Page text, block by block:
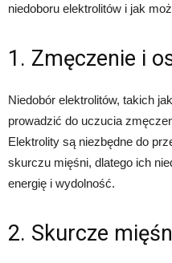
niedoboru elektrolitów i jak
1. Zmęczenie i
Niedobór elektrolitów, takich
prowadzić do uczucia
Elektrolity są niezbędne do
skurczu mięśni, dlatego ich
energię i wydolność.
2. Skurcze